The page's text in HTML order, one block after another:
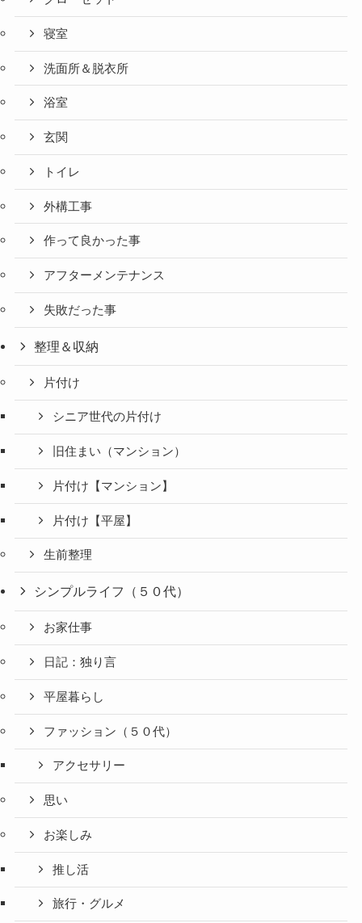
寝室
洗面所＆脱衣所
浴室
玄関
トイレ
外構工事
作って良かった事
アフターメンテナンス
失敗だった事
整理＆収納
片付け
シニア世代の片付け
旧住まい（マンション）
片付け【マンション】
片付け【平屋】
生前整理
シンプルライフ（５０代）
お家仕事
日記：独り言
平屋暮らし
ファッション（５０代）
アクセサリー
思い
お楽しみ
推し活
旅行・グルメ